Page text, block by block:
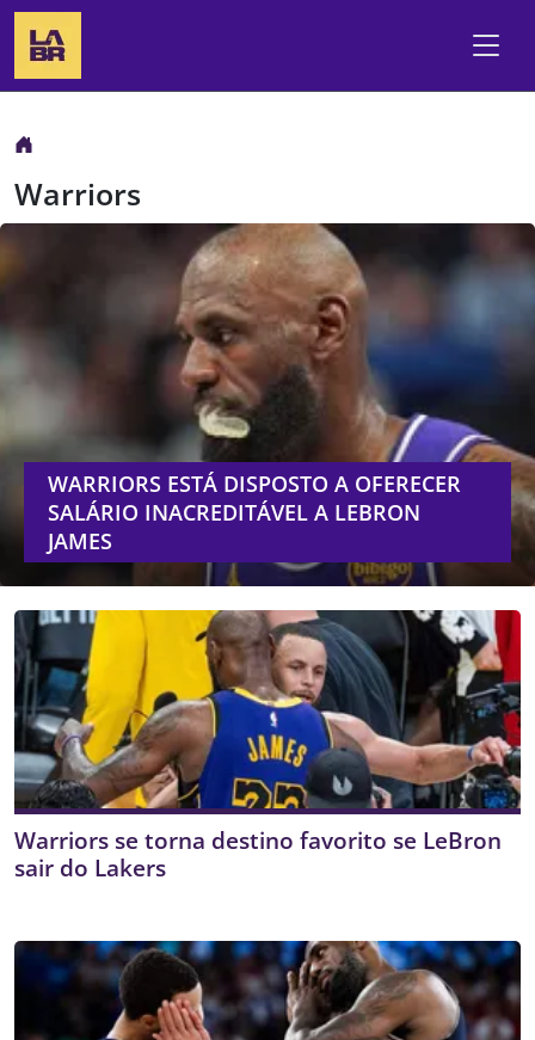
Warriors
WARRIORS ESTÁ DISPOSTO A OFERECER
SALÁRIO INACREDITÁVEL A LEBRON
JAMES
Warriors se torna destino favorito se LeBron
sair do Lakers